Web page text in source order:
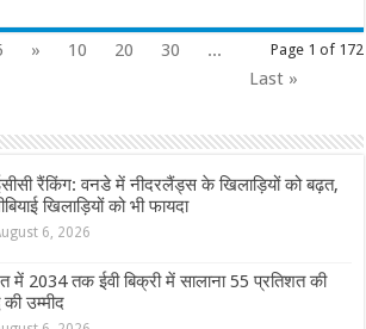
Page 1 of 172
» 10 20 30
...
Last »
रैंकिंग: वनडे में नीदरलैंड्स के खिलाड़ियों को बढ़त,
खिलाड़ियों को भी फायदा
6, 2026
में 2034 तक ईवी बिक्री में सालाना 55 प्रतिशत की
की उम्मीद